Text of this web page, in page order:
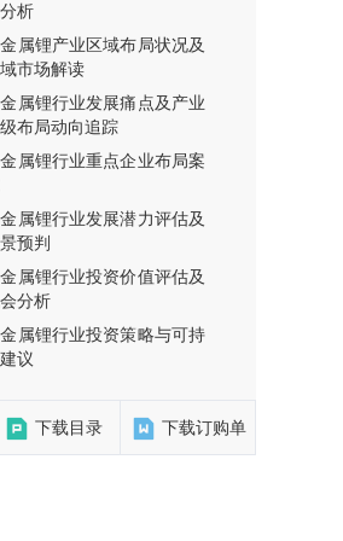
析
属锂产业区域布局状况及
市场解读
金属锂行业发展痛点及产业
布局动向追踪
金属锂行业重点企业布局案
属锂行业发展潜力评估及
预判
属锂行业投资价值评估及
分析
属锂行业投资策略与可持
议
下载目录 下载订购单